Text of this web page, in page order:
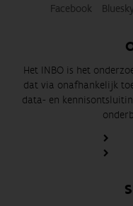
Facebook
Het INBO is het
dat via onafhankelijk
data- en